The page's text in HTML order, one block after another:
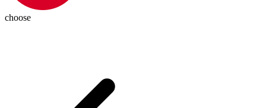
choose